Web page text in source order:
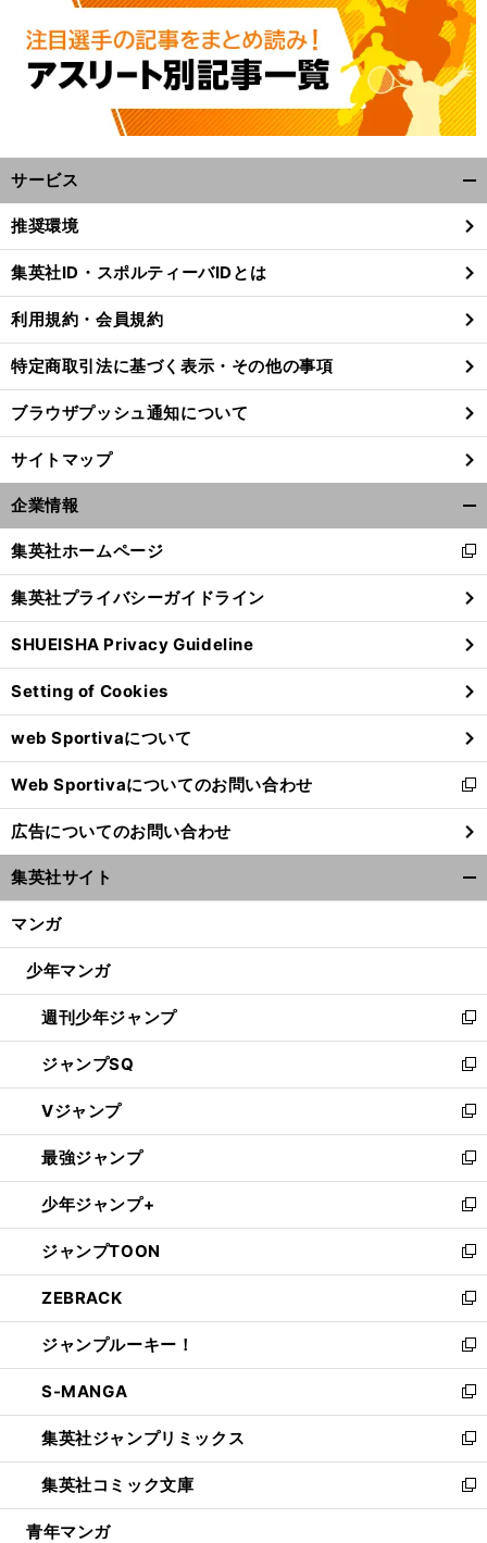
前
サービス
閉
る
推奨環境
集英社ID・スポルティーバIDとは
利用規約・会員規約
特定商取引法に基づく表示・その他の事項
ブラウザプッシュ通知について
サイトマップ
企業情報
閉
る
集英社ホームページ
新
し
い
ウ
ィ
ン
ド
ウ
で
開
く
集英社プライバシーガイドライン
SHUEISHA Privacy Guideline
Setting of Cookies
web Sportivaについて
Web Sportivaについてのお問い合わせ
新
し
い
ウ
ィ
ン
ウ
開
く
広告についてのお問い合わせ
集英社サイト
マンガ
少年マンガ
週刊少年ジャンプ
新
し
い
ウ
ィ
ン
ド
ウ
で
開
く
ジャンプSQ
新
し
い
ウ
ィ
ン
ド
ウ
で
開
く
Vジャンプ
新
し
い
ウ
ィ
ン
ド
ウ
で
開
く
最強ジャンプ
新
し
い
ウ
ィ
ン
ド
ウ
で
開
く
少年ジャンプ+
新
し
い
ウ
ィ
ン
ド
ウ
で
開
く
ジャンプTOON
新
し
い
ウ
ィ
ン
ド
ウ
で
開
く
ZEBRACK
新
し
い
ウ
ィ
ン
ド
ウ
で
開
ジャンプルーキー！
新
し
い
ウ
ィ
ン
ド
ウ
S-MANGA
新
し
い
ウ
ィ
ン
集英社ジャンプリミックス
新
し
い
ウ
集英社コミック文庫
新
し
青年マンガ